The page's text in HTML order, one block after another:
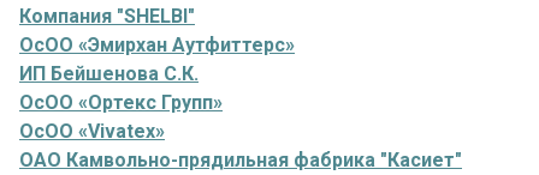
Компания "SHELBI"
ОсОО «Эмирхан Аутфиттерс»
ИП Бейшенова С.К.
ОсОО «Ортекс Групп»
ОсОО «Vivatex»
ОАО Камвольно-прядильная фабрика "Касиет"